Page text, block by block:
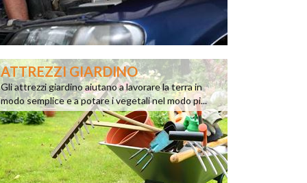
ATTREZZI GIARDINO
Gli attrezzi giardino aiutano a lavorare la terra in
modo semplice e a potare i vegetali nel modo pi...